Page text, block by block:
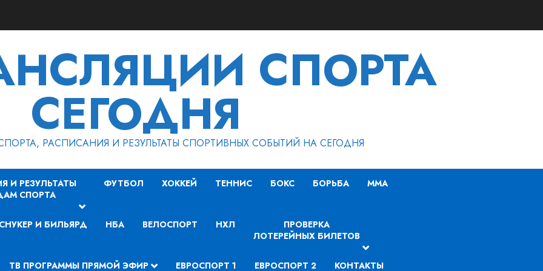
СПОРТА
СЕГОДНЯ
РАСПИСАНИЯ И РЕЗУЛЬТАТЫ СПОРТИВНЫХ СОБЫТИЙ НА СЕГОДНЯ
И РЕЗУЛЬТАТЫ
СПОРТА
ФУТБОЛ ХОККЕЙ ТЕННИС БОКС БОРЬБА MMA
СНУКЕР И БИЛЬЯРД НБА ВЕЛОСПОРТ НХЛ
ПРОВЕРКА
ЛОТЕРЕЙНЫХ БИЛЕТОВ
ТВ ПРОГРАММЫ ПРЯМОЙ ЭФИР ЕВРОСПОРТ 1 ЕВРОСПОРТ 2 КОНТАКТЫ